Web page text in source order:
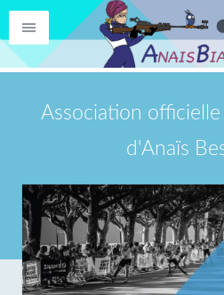
Association
d'Anaïs